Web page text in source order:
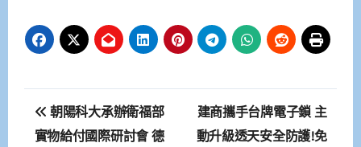
文
章
朝陽科大承辦衛福部
實物給付國際研討會 德
建商攜手台牌電子鎖 主
動升級透天安全防護!免